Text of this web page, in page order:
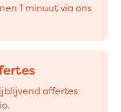
1 minuut via ons
offertes